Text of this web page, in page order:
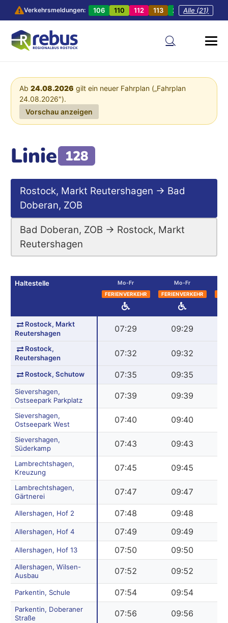
Verkehrsmeldungen: 106 110 112 113 201 202
Alle (21)
Ab 24.08.2026 gilt ein neuer Fahrplan („Fahrplan
24.08.2026").
Vorschau anzeigen
Linie 128
Rostock, Markt Reutershagen → Bad
Doberan, ZOB
Bad Doberan, ZOB → Rostock, Markt
Reutershagen
Haltestelle Mo-Fr
FERIENVERKEHR
Mo-Fr
FERIENVERKEHR
Rostock, Markt
Reutershagen
07:29 09:29
Rostock,
Reutershagen
07:32 09:32
Rostock, Schutow 07:35 09:35
Sievershagen,
Ostseepark Parkplatz
07:39 09:39
Sievershagen,
Ostseepark West
07:40 09:40
Sievershagen,
Süderkamp
07:43 09:43
Lambrechtshagen,
Kreuzung
07:45 09:45
Lambrechtshagen,
Gärtnerei
07:47 09:47
Allershagen, Hof 2 07:48 09:48
Allershagen, Hof 4 07:49 09:49
Allershagen, Hof 13 07:50 09:50
Allershagen, Wilsen-
Ausbau
07:52 09:52
Parkentin, Schule 07:54 09:54
Parkentin, Doberaner
Straße
07:56 09:56